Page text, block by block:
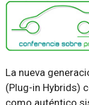
La nueva
(Plug-in Hybrids)
como auténtico